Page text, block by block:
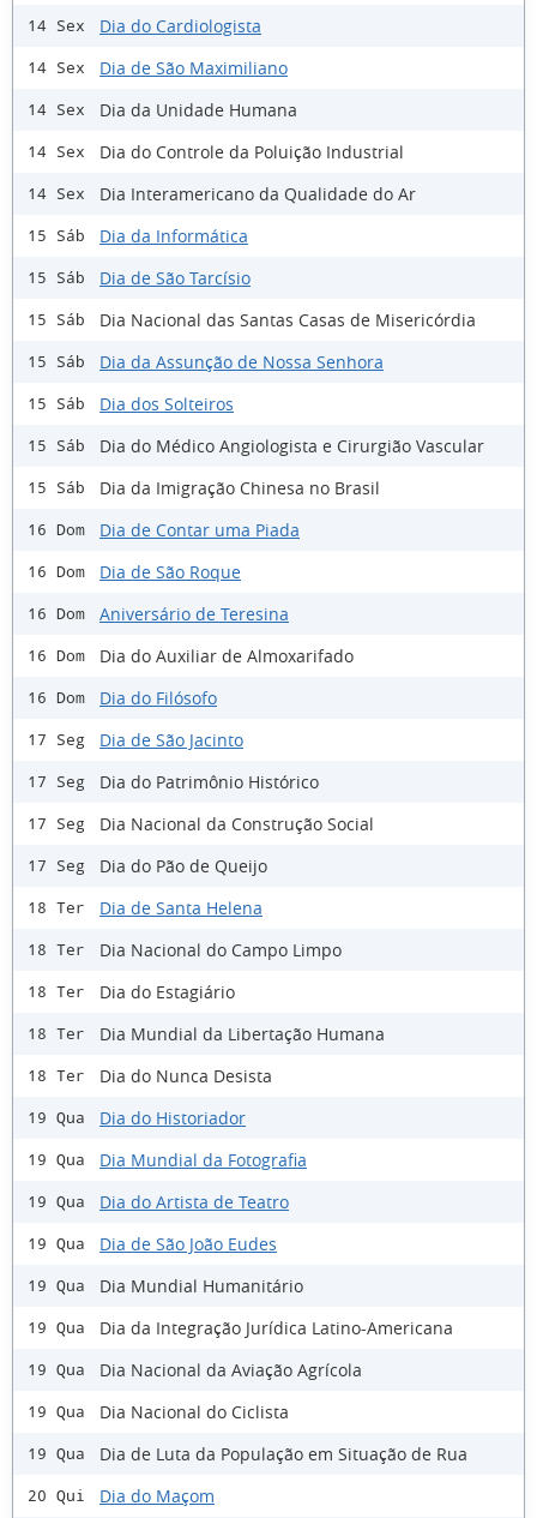
14 Sex Dia do Cardiologista
14 Sex Dia de São Maximiliano
14 Sex Dia da Unidade Humana
14 Sex Dia do Controle da Poluição Industrial
14 Sex Dia Interamericano da Qualidade do Ar
15 Sáb Dia da Informática
15 Sáb Dia de São Tarcísio
15 Sáb Dia Nacional das Santas Casas de Misericórdia
15 Sáb Dia da Assunção de Nossa Senhora
15 Sáb Dia dos Solteiros
15 Sáb Dia do Médico Angiologista e Cirurgião Vascular
15 Sáb Dia da Imigração Chinesa no Brasil
16 Dom Dia de Contar uma Piada
16 Dom Dia de São Roque
16 Dom Aniversário de Teresina
16 Dom Dia do Auxiliar de Almoxarifado
16 Dom Dia do Filósofo
17 Seg Dia de São Jacinto
17 Seg Dia do Patrimônio Histórico
17 Seg Dia Nacional da Construção Social
17 Seg Dia do Pão de Queijo
18 Ter Dia de Santa Helena
18 Ter Dia Nacional do Campo Limpo
18 Ter Dia do Estagiário
18 Ter Dia Mundial da Libertação Humana
18 Ter Dia do Nunca Desista
19 Qua Dia do Historiador
19 Qua Dia Mundial da Fotografia
19 Qua Dia do Artista de Teatro
19 Qua Dia de São João Eudes
19 Qua Dia Mundial Humanitário
19 Qua Dia da Integração Jurídica Latino-Americana
19 Qua Dia Nacional da Aviação Agrícola
19 Qua Dia Nacional do Ciclista
19 Qua Dia de Luta da População em Situação de Rua
20 Qui Dia do Maçom